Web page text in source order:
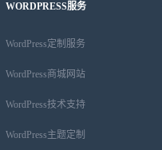
WORDPRESS服务
WordPress定制服务
WordPress商城网站
WordPress技术支持
WordPress主题定制